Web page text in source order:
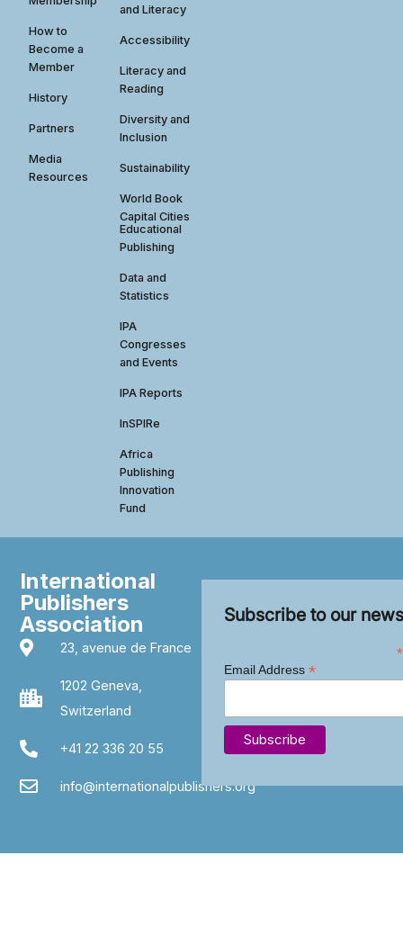
How to
Become a
Member
History
Partners
Media
Resources
and Literacy
Accessibility
Literacy and
Reading
Diversity and
Inclusion
Sustainability
World Book
Capital Cities
Educational
Publishing
Data and
Statistics
IPA
Congresses
and Events
IPA Reports
InSPIRe
Africa
Publishing
Innovation
Fund
International
Publishers
Association
23, avenue de France
1202 Geneva,
Switzerland
+41 22 336 20 55
info@internationalpublishers.org
Subscribe to our
*
Email Address *